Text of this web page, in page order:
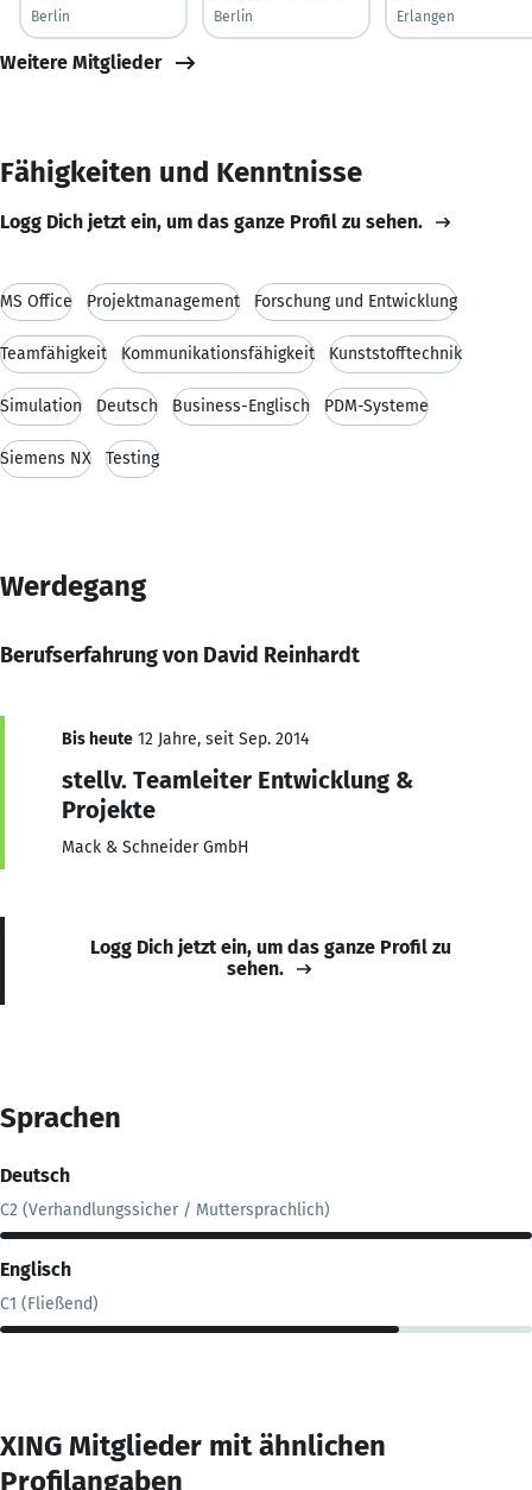
Berlin
Berlin
Erlangen
Weitere Mitglieder
Fähigkeiten und Kenntnisse
Logg Dich jetzt ein, um das ganze Profil zu sehen.
MS Office Projektmanagement Forschung und Entwicklung
Teamfähigkeit Kommunikationsfähigkeit Kunststofftechnik
Simulation Deutsch Business-Englisch PDM-Systeme
Siemens NX Testing
Werdegang
Berufserfahrung von David Reinhardt
Bis heute 12 Jahre, seit Sep. 2014
stellv. Teamleiter Entwicklung &
Projekte
Mack & Schneider GmbH
Logg Dich jetzt ein, um das ganze Profil zu
sehen.
Sprachen
Deutsch
C2 (Verhandlungssicher / Muttersprachlich)
Englisch
C1 (Fließend)
XING Mitglieder mit ähnlichen
Profilangaben